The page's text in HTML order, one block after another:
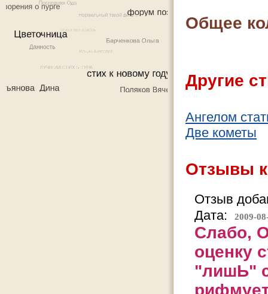
Общее
Другие
Ангелом
Две кометы
Отзывы
Отзыв
Дата:
2009-
Слабо,
оценку
"лишЬ"